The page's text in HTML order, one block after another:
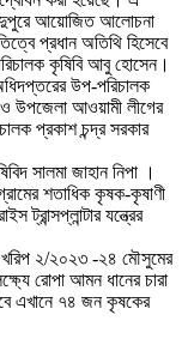
দুপুরে আয়োজিত আলোচনা
প্রধান অতিথি হিসেবে
কৃষিবি আবু হোসেন।
উপ-পরিচালক
ও উপজেলা আওয়ামী লীগের
প্রকাশ চন্দ্র সরকার
সালমা জাহান নিপা ।
শতাধিক কৃষক-কৃষাণী
যন্ত্রের
খরিপ ২/২০২৩ -২৪ মৌসুমের
রোপা আমন ধানের চারা
এখানে ৭৪ জন কৃষকের